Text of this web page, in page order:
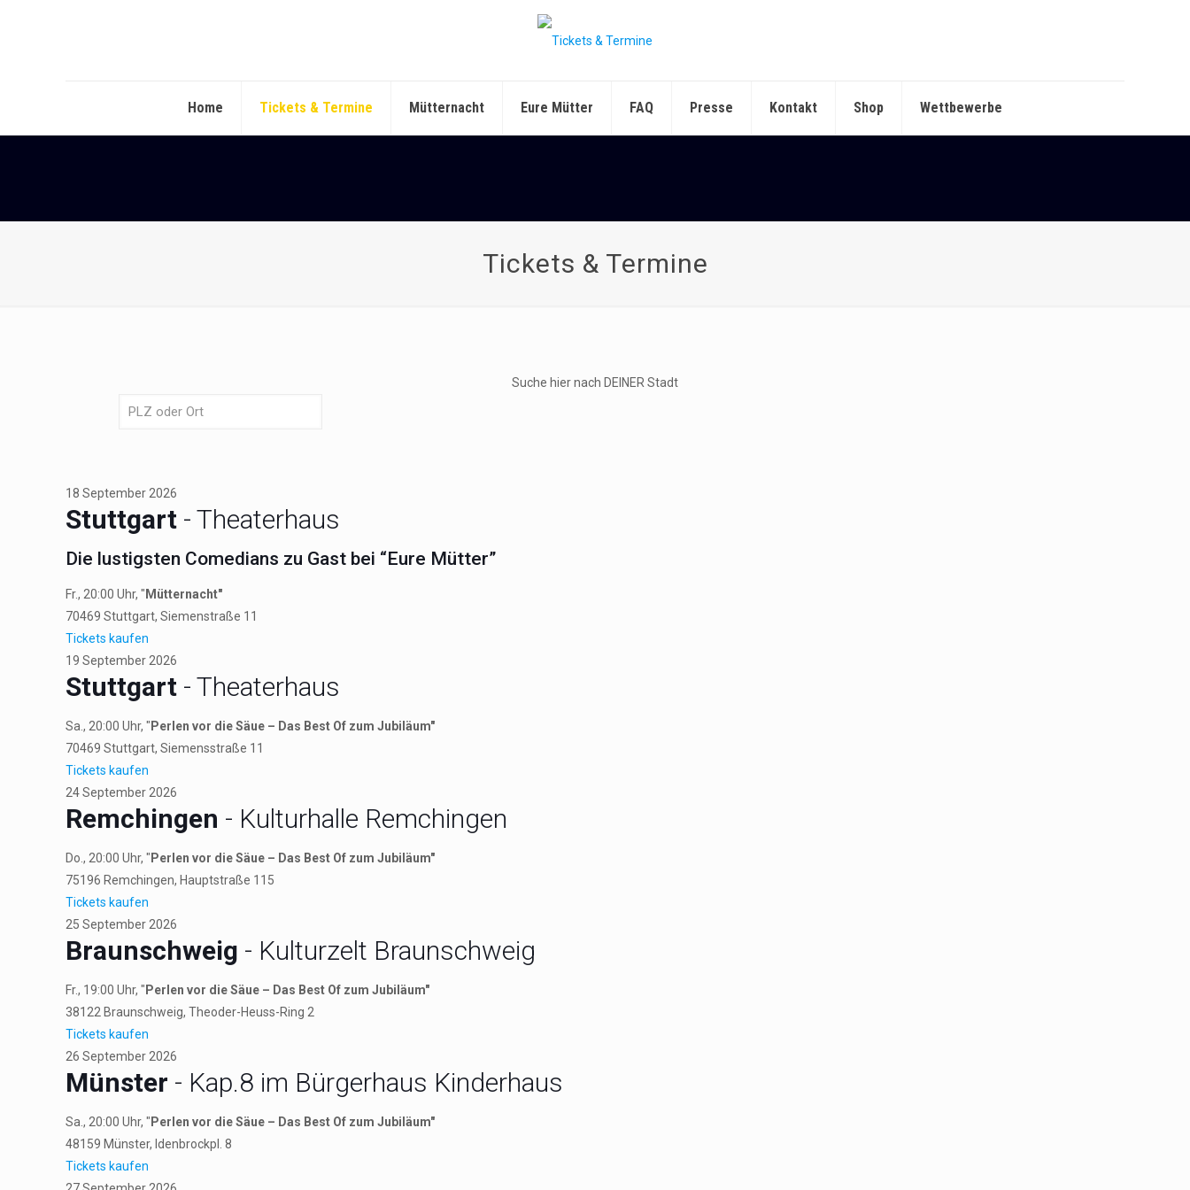
Home Tickets & Termine Mütternacht Eure Mütter FAQ Presse Kontakt Shop Wettbewerbe
Tickets & Termine
Suche hier nach DEINER Stadt
18 September 2026
Stuttgart - Theaterhaus
Die lustigsten Comedians zu Gast bei “Eure Mütter”
Fr., 20:00 Uhr, " Mütternacht"
70469 Stuttgart, Siemenstraße 11
Tickets kaufen
19 September 2026
Stuttgart - Theaterhaus
Sa., 20:00 Uhr, " Perlen vor die Säue – Das Best Of zum Jubiläum"
70469 Stuttgart, Siemensstraße 11
Tickets kaufen
24September 2026
Remchingen - Kulturhalle Remchingen
Do., 20:00 Uhr, " Perlen vor die Säue – Das Best Of zum Jubiläum"
75196 Remchingen, Hauptstraße 115
Tickets kaufen
25 September 2026
Braunschweig - Kulturzelt Braunschweig
Fr., 19:00 Uhr, " Perlen vor die Säue – Das Best Of zum Jubiläum"
38122 Braunschweig, Theoder-Heuss-Ring 2
Tickets kaufen
26 September 2026
Münster - Kap.8 im Bürgerhaus Kinderhaus
Sa., 20:00 Uhr, " Perlen vor die Säue – Das Best Of zum Jubiläum"
48159 Münster, Idenbrockpl. 8
Tickets kaufen